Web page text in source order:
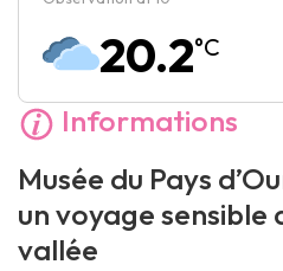
Dimanche :10:00 -17:00
20.2°C
Informations
Musée du Pays
un voyage sensible
vallée